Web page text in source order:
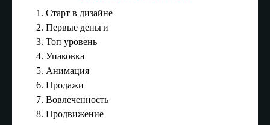
1. Старт в дизайне
2. Первые деньги
3. Топ уровень
4. Упаковка
5. Анимация
6. Продажи
7. Вовлеченность
8. Продвижение